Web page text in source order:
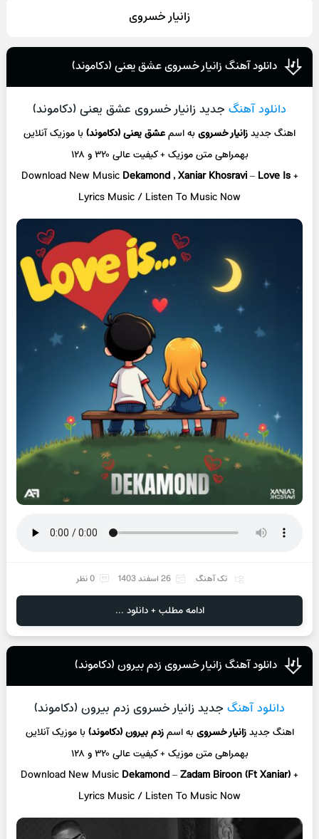
زانیار خسروی
دانلود آهنگ زانیار خسروی عشق یعنی (دکاموند)
دانلود آهنگ جدید زانیار خسروی عشق یعنی (دکاموند)
اهنگ جدیدزانیار خسرویبه اسمعشق یعنی (دکاموند)با موزیک آنلاین
بهمراهی متن موزیک + کیفیت عالی ۳۲۰ و ۱۲۸
Download New Music Dekamond , Xaniar Khosravi–Love Is+
Lyrics Music / Listen To Music Now
تک آهنگ 26 اسفند 1403 0 نظر
ادامه مطلب + دانلود ...
دانلود آهنگ زانیار خسروی زدم بیرون (دکاموند)
دانلود آهنگ جدید زانیار خسروی زدم بیرون (دکاموند)
اهنگ جدیدزانیار خسرویبه اسمزدم بیرون (دکاموند)با موزیک آنلاین
بهمراهی متن موزیک + کیفیت عالی ۳۲۰ و ۱۲۸
Download New Music Dekamond–Zadam Biroon (Ft Xaniar)+
Lyrics Music / Listen To Music Now